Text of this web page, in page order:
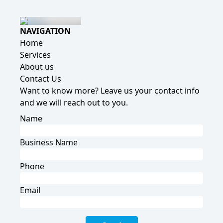
NAVIGATION
Home
Services
About us
Contact Us
Want to know more? Leave us your contact info
and we will reach out to you.
Name
Business Name
Phone
Email